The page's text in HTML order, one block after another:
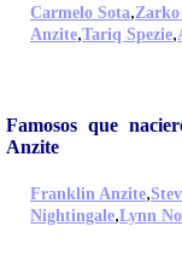
Carmelo Sota,
Anzite,Tariq Spezie,
Famosos que
Anzite
Franklin Anzite,
Nightingale,Lynn